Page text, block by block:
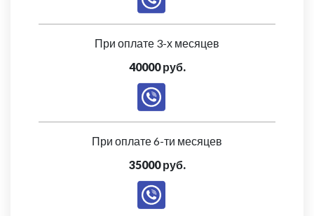
При оплате 3-х месяцев
40000 руб.
При оплате 6-ти месяцев
35000 руб.